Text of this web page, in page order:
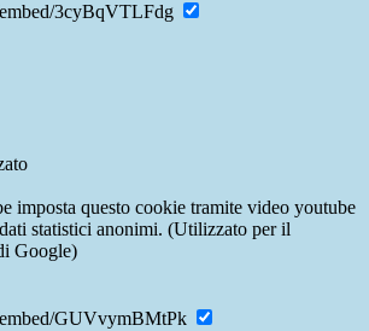
3cyBqVTLFdg
imposta questo cookie tramite video youtube
statistici anonimi. (Utilizzato per il
Google)
GUVvymBMtPk